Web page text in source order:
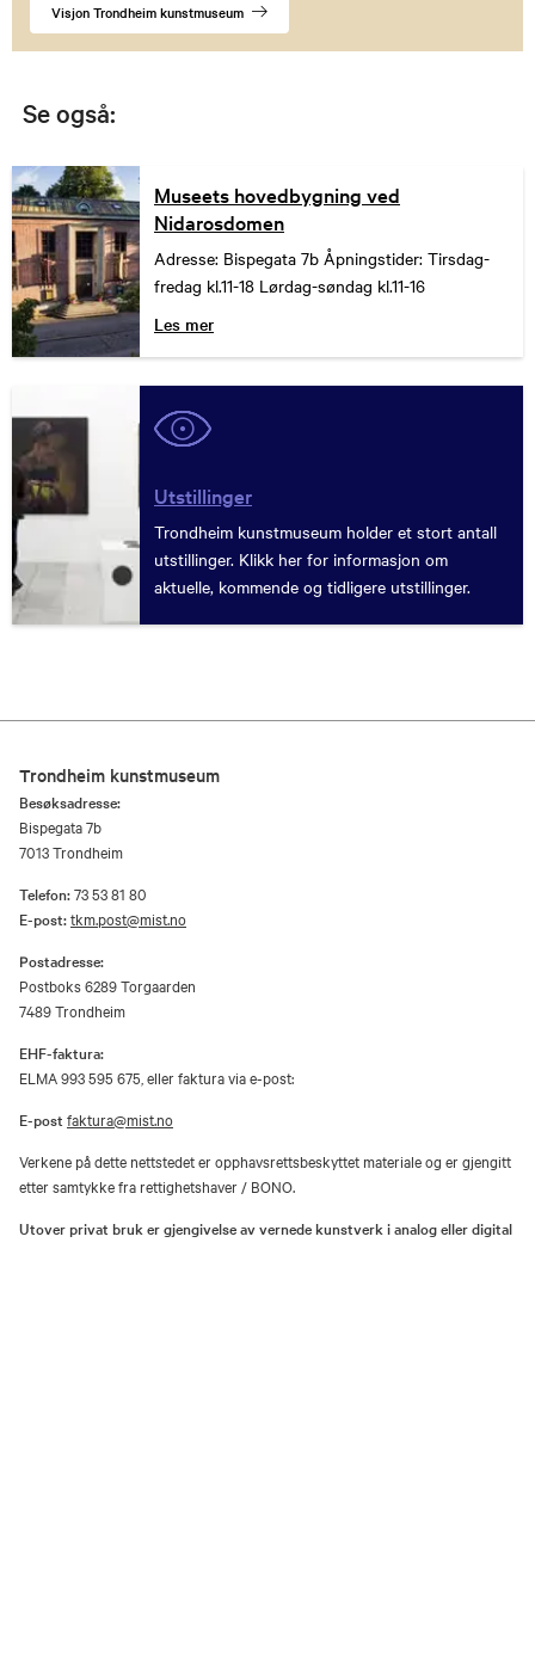
Visjon Trondheim kunstmuseum
Se også:
Museets hovedbygning ved
Nidarosdomen
Adresse: Bispegata 7b Åpningstider: Tirsdag-
fredag kl.11-18 Lørdag-søndag kl.11-16
Les mer
Utstillinger
Trondheim kunstmuseum holder et stort antall
utstillinger. Klikk her for informasjon om
aktuelle, kommende og tidligere utstillinger.
Trondheim kunstmuseum
Besøksadresse:
Bispegata 7b
7013 Trondheim
Telefon:73 53 81 80
E-post:tkm.post@mist.no
Postadresse:
Postboks 6289 Torgaarden
7489 Trondheim
EHF-faktura:
ELMA 993 595 675, eller faktura via e-post:
E-post faktura@mist.no
Verkene på dette nettstedet er opphavsrettsbeskyttet materiale og er gjengitt
etter samtykke fra rettighetshaver / BONO.
Utover privat bruk er gjengivelse av vernede kunstverk i analog eller digital